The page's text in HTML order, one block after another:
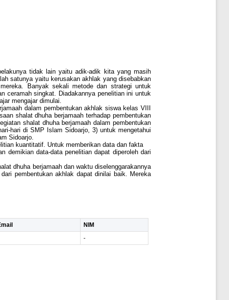
tidak lain yaitu adik-adik kita yang masih
satunya yaitu kerusakan akhlak yang disebabkan
Banyak sekali metode dan strategi untuk
ceramah singkat. Diadakannya penelitian ini untuk
mengajar dimulai.
dalam pembentukan akhlak siswa kelas VIII
shalat dhuha berjamaah terhadap pembentukan
shalat dhuha berjamaah dalam pembentukan
hari di SMP Islam Sidoarjo, 3) untuk mengetahui
Sidoarjo.
kuantitatif. Untuk memberikan data dan fakta
demikian data-data penelitian dapat diperoleh dari
dhuha berjamaah dan waktu diselenggarakannya
pembentukan akhlak dapat dinilai baik. Mereka
NIM
-